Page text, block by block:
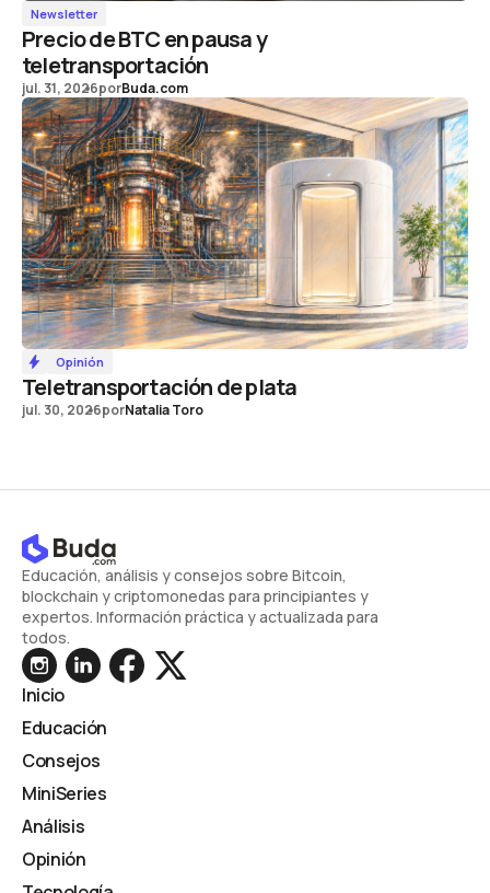
Newsletter
Precio de BTC en pausa y
teletransportación
jul. 31, 2026porBuda.com
Opinión
Teletransportación de plata
jul. 30, 2026porNatalia Toro
Educación, análisis y consejos sobre Bitcoin,
blockchain y criptomonedas para principiantes y
expertos. Información práctica y actualizada para
todos.
Inicio
Educación
Consejos
MiniSeries
Análisis
Opinión